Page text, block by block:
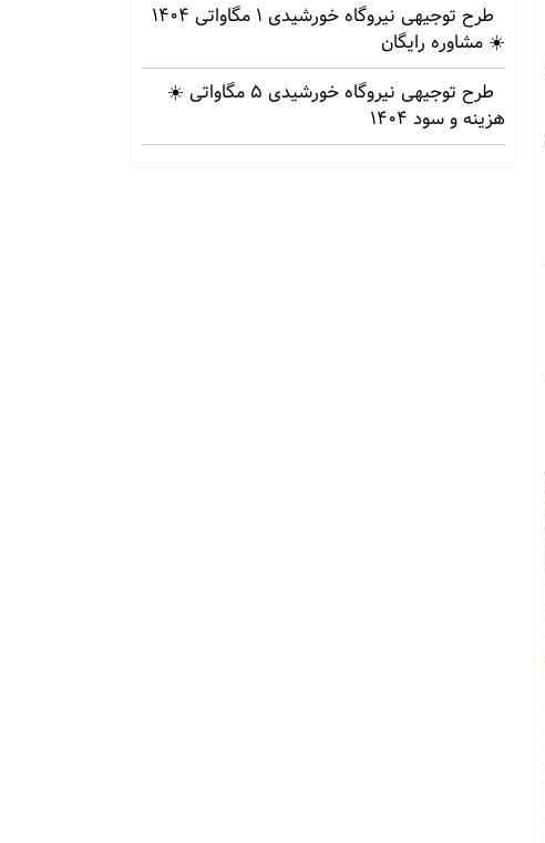
طرح توجیهی نیروگاه خورشیدی 1 مگاواتی 1404
☀️ مشاوره رایگان
طرح توجیهی نیروگاه خورشیدی 5 مگاواتی ☀️
هزینه‌ و سود 1404